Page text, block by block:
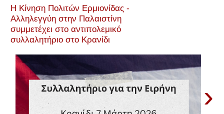
Η Κίνηση Πολιτών Ερμιονίδας -
Αλληλεγγύη στην Παλαιστίνη
συμμετέχει στο αντιπολεμικό
συλλαλητήριο στο Κρανίδι
›